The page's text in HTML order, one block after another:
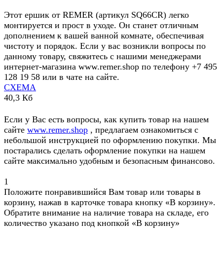
Этот ершик от REMER (артикул SQ66CR) легко
монтируется и прост в уходе. Он станет отличным
дополнением к вашей ванной комнате, обеспечивая
чистоту и порядок. Если у вас возникли вопросы по
данному товару, свяжитесь с нашими менеджерами
интернет-магазина www.remer.shop по телефону +7 495
128 19 58 или в чате на сайте.
СХЕМА
40,3 Кб
Если у Вас есть вопросы, как купить товар на нашем
сайте www.remer.shop , предлагаем ознакомиться с
небольшой инструкцией по оформлению покупки. Мы
постарались сделать оформление покупки на нашем
сайте максимально удобным и безопасным финансово.
1
Положите понравившийся Вам товар или товары в
корзину, нажав в карточке товара кнопку «В корзину».
Обратите внимание на наличие товара на складе, его
количество указано под кнопкой «В корзину»